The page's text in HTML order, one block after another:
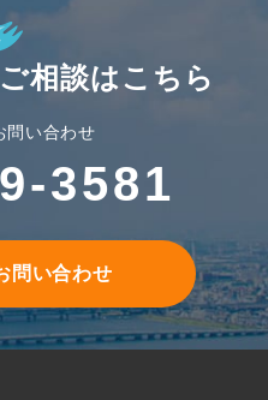
相談はこちら
問い合わせ
3581
問い合わせ